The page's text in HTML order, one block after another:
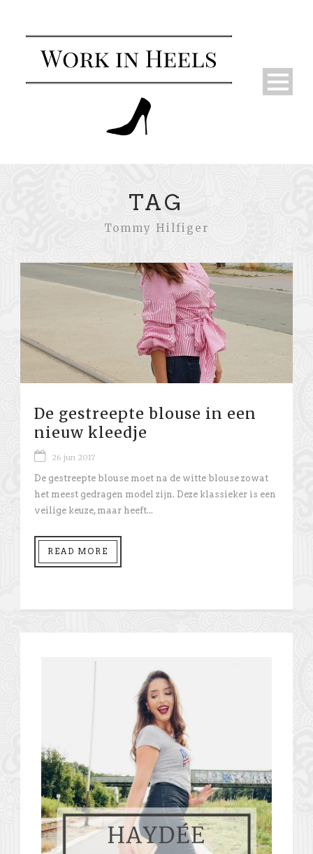
TAG
Tommy Hilfiger
De gestreepte blouse in een
nieuw kleedje
26 jun 2017
De gestreepte blouse moet na de witte blouse zowat
het meest gedragen model zijn. Deze klassieker is een
veilige keuze, maar heeft...
READ MORE